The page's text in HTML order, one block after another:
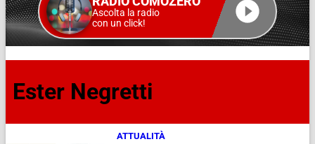
Ascolta la radio
con un click!
Ester Negretti
ATTUALITÀ